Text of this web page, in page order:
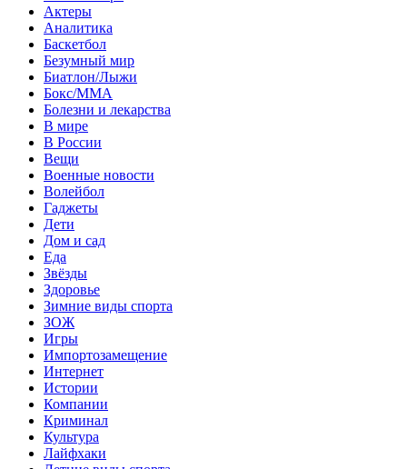
Актеры
Аналитика
Баскетбол
Безумный мир
Биатлон/Лыжи
Бокс/MMA
Болезни и лекарства
В мире
В России
Вещи
Военные новости
Волейбол
Гаджеты
Дети
Дом и сад
Еда
Звёзды
Здоровье
Зимние виды спорта
ЗОЖ
Игры
Импортозамещение
Интернет
Истории
Компании
Криминал
Культура
Лайфхаки